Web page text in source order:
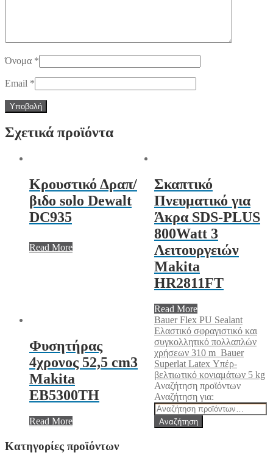
Όνομα *
Email *
Σχετικά προϊόντα
Κρουστικό Δραπ/
βιδο solo Dewalt
DC935
Read More
Σκαπτικό
Πνευματικό για
Άκρα SDS-PLUS
800Watt 3
Λειτουργειών
Makita
HR2811FT
Read More
Φυσητήρας
4χρονος 52,5 cm3
Makita
EB5300TH
Read More
Bauer Flex PU Sealant
Eλαστικό σφραγιστικό και
συγκολλητικό πολλαπλών
χρήσεων 310 m Bauer
Superlat Latex Υπέρ-
βελτιωτικό κονιαμάτων 5 kg
Αναζήτηση προϊόντων
Αναζήτηση για:
Αναζήτηση
Κατηγορίες προϊόντων